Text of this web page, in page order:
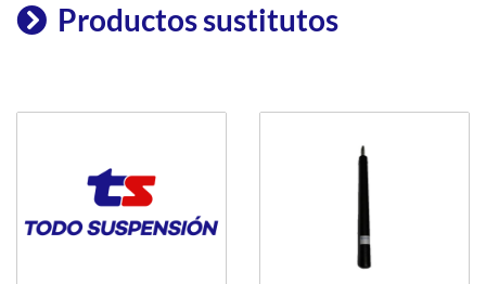
Productos sustitutos